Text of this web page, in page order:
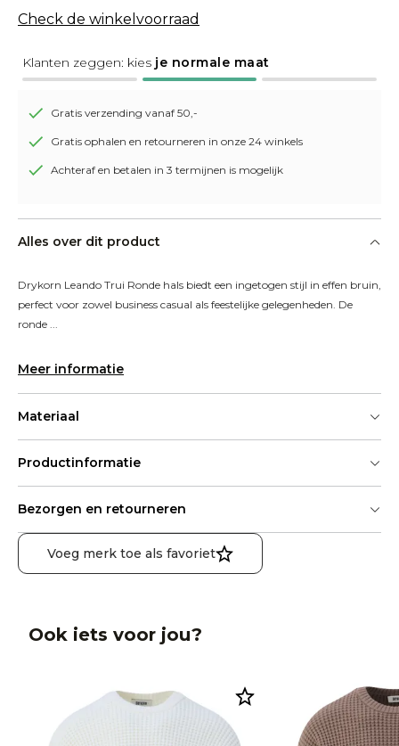
Check de winkelvoorraad
Klanten zeggen: kies je normale maat
Gratis verzending vanaf 50,-
Gratis ophalen en retourneren in onze 24 winkels
Achteraf en betalen in 3 termijnen is mogelijk
Alles over dit product
Drykorn Leando Trui Ronde hals biedt een ingetogen stijl in effen bruin,
perfect voor zowel business casual als feestelijke gelegenheden. De
ronde ...
Meer informatie
Materiaal
Productinformatie
Bezorgen en retourneren
Voeg merk toe als favoriet
Ook iets voor jou?